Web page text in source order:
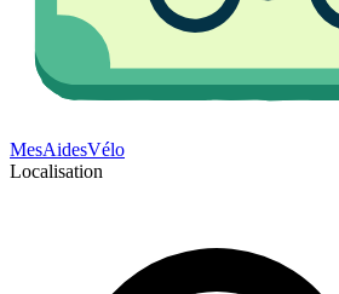
MesAidesVélo
Localisation